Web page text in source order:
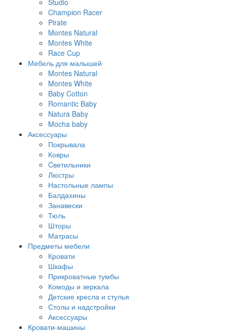
Studio
Champion Racer
Pirate
Montes Natural
Montes White
Race Cup
Мебель для малышей
Montes Natural
Montes White
Baby Cotton
Romantic Baby
Natura Baby
Mocha baby
Аксессуары
Покрывала
Ковры
Cветильники
Люстры
Настольные лампы
Балдахины
Занавески
Тюль
Шторы
Матрасы
Предметы мебели
Кровати
Шкафы
Прикроватные тумбы
Комоды и зеркала
Детские кресла и стулья
Столы и надстройки
Аксессуары
Кровати-машины